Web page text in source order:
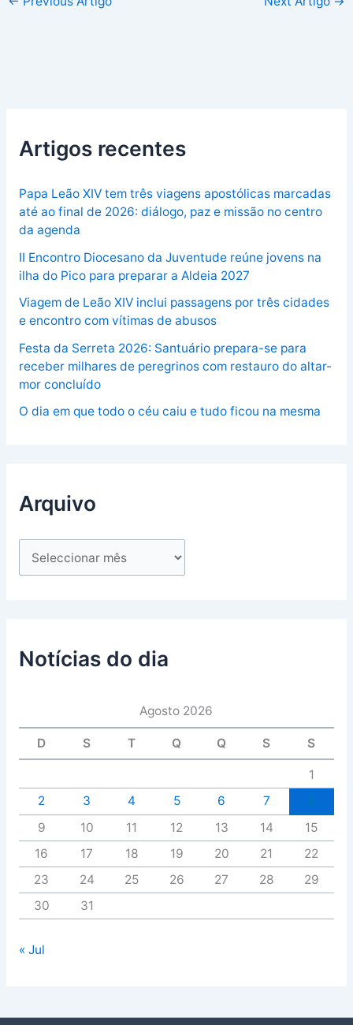
Artigos recentes
Papa Leão XIV tem três viagens apostólicas marcadas
até ao final de 2026: diálogo, paz e missão no centro
da agenda
II Encontro Diocesano da Juventude reúne jovens na
ilha do Pico para preparar a Aldeia 2027
Viagem de Leão XIV inclui passagens por três cidades
e encontro com vítimas de abusos
Festa da Serreta 2026: Santuário prepara-se para
receber milhares de peregrinos com restauro do altar-
mor concluído
O dia em que todo o céu caiu e tudo ficou na mesma
Arquivo
Notícias do dia
Agosto 2026
D S T Q Q S S
1
2
3 4 5 6 7
9
10 11 12 13 14
15
16
17 18 19 20 21
22
23
24 25 26 27 28
29
30
31
« Jul